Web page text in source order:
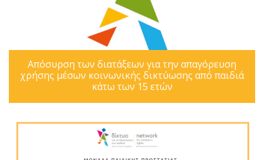
Απόσυρση των διατάξεων για την απαγόρευση
χρήσης μέσων κοινωνικής δικτύωσης από παιδιά
κάτω των 15 ετών